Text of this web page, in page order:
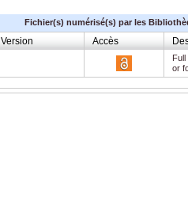
Fichier(s) numérisé(s) par les
Version Accès
or